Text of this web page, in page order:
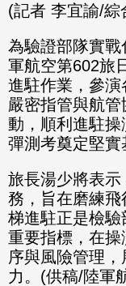
(記者 李宜諭/綜
為驗證部隊實
軍航空第602旅
進駐作業，參
嚴密指管與航
動，順利進駐
彈測考奠定堅實
旅長湯少將表
務，旨在磨練
梯進駐正是檢
重要指標，在
序與風險管理
力。(供稿/陸軍